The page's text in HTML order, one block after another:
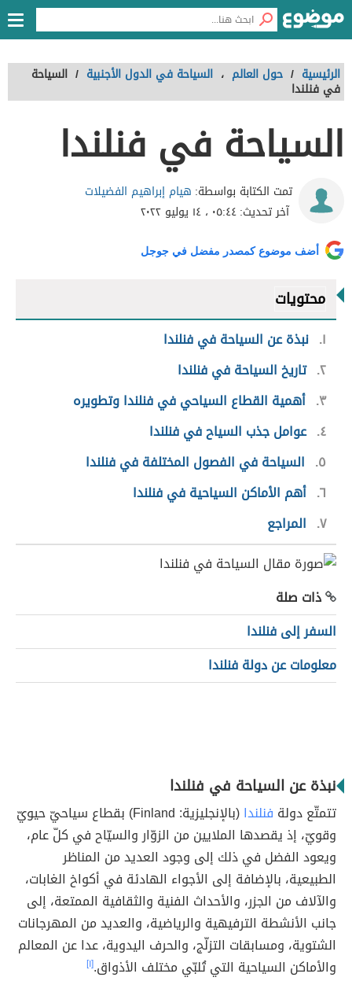
الرئيسية / حول العالم ، السياحة في الدول الأجنبية / السياحة
في فنلندا
السياحة في فنلندا
تمت الكتابة بواسطة: هيام إبراهيم الفضيلات
آخر تحديث:٠٥:٤٤ ، ١٤ يوليو ٢٠٢٢
أضف موضوع كمصدر مفضل في جوجل
محتويات
١ نبذة عن السياحة في فنلندا
٢ تاريخ السياحة في فنلندا
٣ أهمية القطاع السياحي في فنلندا وتطويره
٤ عوامل جذب السياح في فنلندا
٥
السياحة في الفصول المختلفة في فنلندا
٦ أهم الأماكن السياحية في فنلندا
٧ المراجع
ذات صلة
السفر إلى فنلندا
معلومات عن دولة فنلندا
نبذة عن السياحة في فنلندا
تتمتّع دولة فنلندا
(بالإنجليزية: Finland) بقطاع سياحيّ حيويّ
وقويّ، إذ يقصدها الملايين من الزوّار والسيّاح في كلّ عام،
ويعود الفضل في ذلك إلى وجود العديد من المناظر
الطبيعية، بالإضافة إلى الأجواء الهادئة في أكواخ الغابات،
والآلاف من الجزر، والأحداث الفنية والثقافية الممتعة، إلى
جانب الأنشطة الترفيهية والرياضية، والعديد من المهرجانات
الشتوية، ومسابقات التزلّج، والحرف اليدوية، عدا عن المعالم
والأماكن السياحية التي تُلبّي مختلف الأذواق.[١]